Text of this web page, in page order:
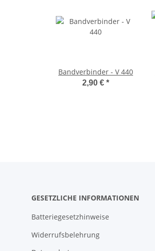
Bandverbinder - V 440
2,90 € *
GESETZLICHE INFORMATIONEN
Batteriegesetzhinweise
Widerrufsbelehrung